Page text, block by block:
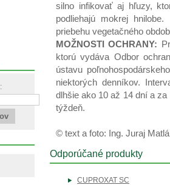
silno infikovať aj hľuzy,
podliehajú mokrej
priebehu vegetačného
MOŽNOSTI OCHRANY:
ktorú vydáva Odbor
ústavu
niektorých denníkov.
dlhšie ako 10 až 14 dní a
týždeň.
© text a foto: Ing. Juraj
Odporúčané produkty
CUPROXAT SC